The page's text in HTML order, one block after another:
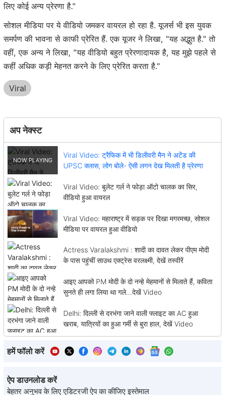
लिए कोई अन्य प्रेरणा है."
सोशल मीडिया पर ये वीडियो जमकर वायरल हो रहा है. यूजर्स भी इस युवक
समर्पण की भावना से काफी प्रेरित हैं. एक यूजर ने लिखा, "यह अद्भुत है." तो
वहीं, एक अन्य ने लिखा, "यह वीडियो बहुत प्रेरणादायक है, यह मुझे पहले से
कहीं अधिक कड़ी मेहनत करने के लिए प्रेरित करता है."
Viral
अप नेक्स्ट
Viral Video: ट्रैफिक में भी डिलीवरी मैन ने अटेंड की
UPSC क्लास, लोग बोले- ऐसी लगन देख मिलती है प्रेरणा
Viral Video: बुलेट गर्ल ने फोड़ा ऑटो चालक का सिर,
वीडियो हुआ वायरल
Viral Video: महाराष्ट्र में सड़क पर दिखा मगरमच्छ, सोशल
मीडिया पर वायरल हुआ वीडियो
Actress Varalakshmi : शादी का दावत लेकर पीएम मोदी
के पास पहुंचीं साउथ एक्ट्रेस वरलक्ष्मी, देखें तस्वीरें
आइए आपको PM मोदी के दो नन्हे मेहमानों से मिलाते हैं, कविता
सुनते ही लगा लिया था गले...देखें Video
Delhi: दिल्ली से दरभंगा जाने वाली फ्लाइट का AC हुआ
खराब, यात्रियों का हुआ गर्मी से बुरा हाल, देखें Video
हमें फॉलो करें
ऐप डाउनलोड करें
बेहतर अनुभव के लिए एडिटरजी ऐप का कीजिए इस्तेमाल